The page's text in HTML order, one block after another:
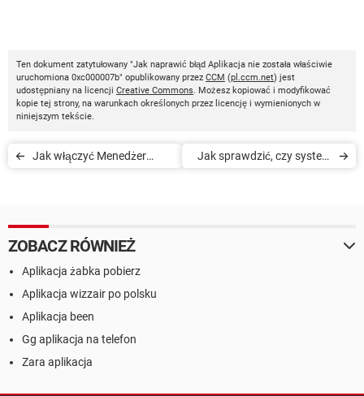
Ten dokument zatytułowany "Jak naprawić błąd Aplikacja nie została właściwie
uruchomiona 0xc000007b" opublikowany przez CCM (pl.ccm.net) jest
udostępniany na licencji Creative Commons. Możesz kopiować i modyfikować
kopie tej strony, na warunkach określonych przez licencję i wymienionych w
niniejszym tekście.
Jak włączyć Menedżer
Jak sprawdzić, czy system
ZOBACZ RÓWNIEŻ
Aplikacja żabka pobierz
Aplikacja wizzair po polsku
Aplikacja been
Gg aplikacja na telefon
Zara aplikacja